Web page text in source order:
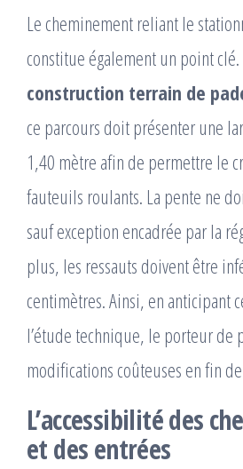
Le cheminement reliant le
constitue également un point
construction terrain de
ce parcours doit présenter une
1,40 mètre afin de permettre le
fauteuils roulants. La pente ne
sauf exception encadrée par la
plus, les ressauts doivent être
centimètres. Ainsi, en anticipant
l’étude technique, le porteur de
modifications coûteuses en fin
L’accessibilité des
et des entrées